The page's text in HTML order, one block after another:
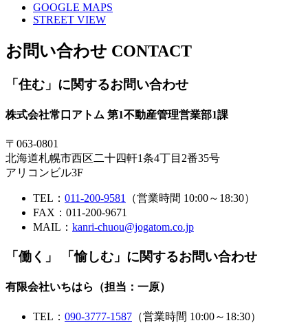
GOOGLE MAPS
STREET VIEW
お問い合わせ CONTACT
「住む」 に関するお問い合わせ
株式会社常口アトム 第1不動産管理営業部1課
〒063-0801
北海道札幌市西区二十四軒1条4丁目2番35号
アリコンビル3F
TEL： 011-200-9581
（営業時間 10:00～18:30）
FAX：011-200-9671
MAIL： kanri-chuou@jogatom.co.jp
「働く」 「愉しむ」 に関するお問い合わせ
有限会社いちはら（担当：一原）
TEL： 090-3777-1587 （営業時間 10:00～18:30）